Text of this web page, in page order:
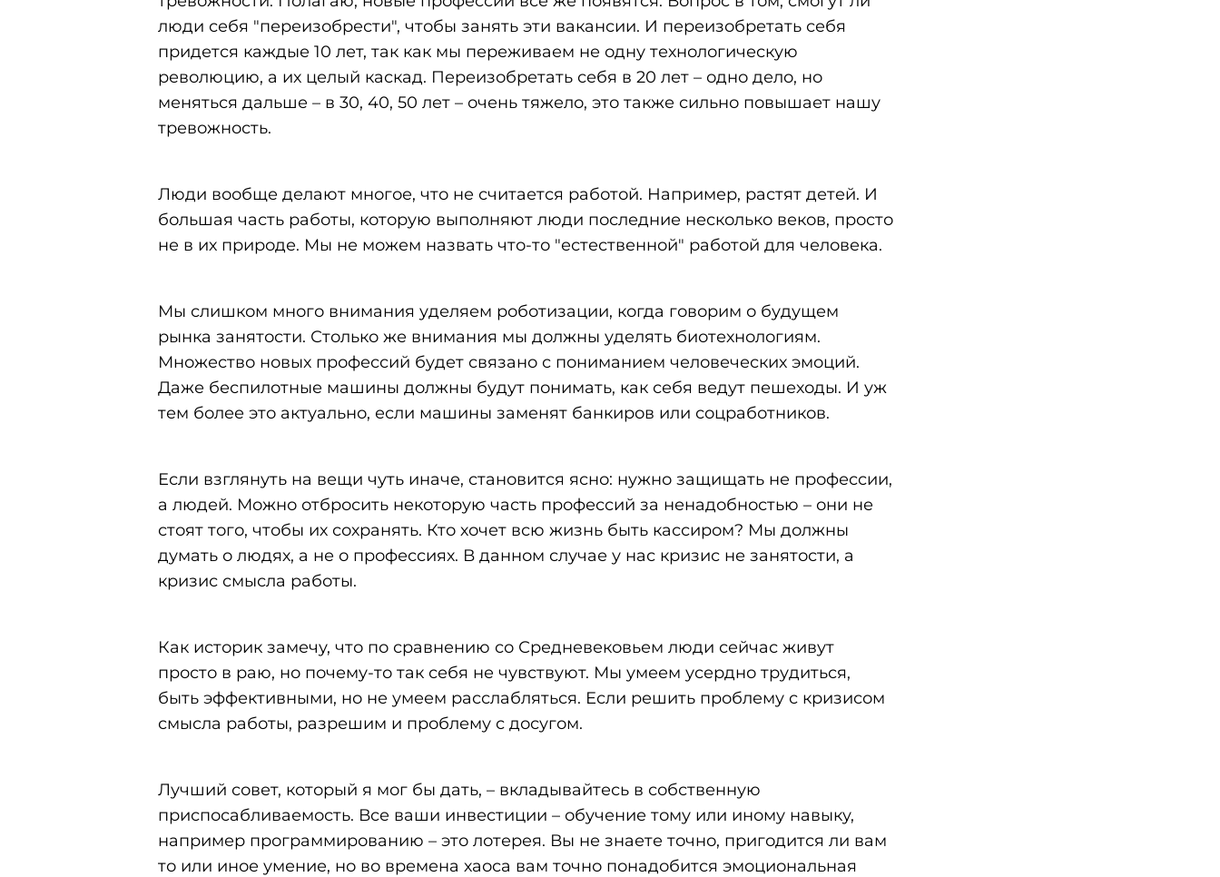
люди себя "переизобрести", чтобы занять эти вакансии. И переизобретать себя
придется каждые 10 лет, так как мы переживаем не одну технологическую
революцию, а их целый каскад. Переизобретать себя в 20 лет – одно дело, но
меняться дальше – в 30, 40, 50 лет – очень тяжело, это также сильно повышает нашу
тревожность.
Люди вообще делают многое, что не считается работой. Например, растят детей. И
большая часть работы, которую выполняют люди последние несколько веков, просто
не в их природе. Мы не можем назвать что-то "естественной" работой для человека.
Мы слишком много внимания уделяем роботизации, когда говорим о будущем
рынка занятости. Столько же внимания мы должны уделять биотехнологиям.
Множество новых профессий будет связано с пониманием человеческих эмоций.
Даже беспилотные машины должны будут понимать, как себя ведут пешеходы. И уж
тем более это актуально, если машины заменят банкиров или соцработников.
Если взглянуть на вещи чуть иначе, становится ясно: нужно защищать не профессии,
а людей. Можно отбросить некоторую часть профессий за ненадобностью – они не
стоят того, чтобы их сохранять. Кто хочет всю жизнь быть кассиром? Мы должны
думать о людях, а не о профессиях. В данном случае у нас кризис не занятости, а
кризис смысла работы.
Как историк замечу, что по сравнению со Средневековьем люди сейчас живут
просто в раю, но почему-то так себя не чувствуют. Мы умеем усердно трудиться,
быть эффективными, но не умеем расслабляться. Если решить проблему с кризисом
смысла работы, разрешим и проблему с досугом.
Лучший совет, который я мог бы дать, – вкладывайтесь в собственную
приспосабливаемость. Все ваши инвестиции – обучение тому или иному навыку,
например программированию – это лотерея. Вы не знаете точно, пригодится ли вам
то или иное умение, но во времена хаоса вам точно понадобится эмоциональная